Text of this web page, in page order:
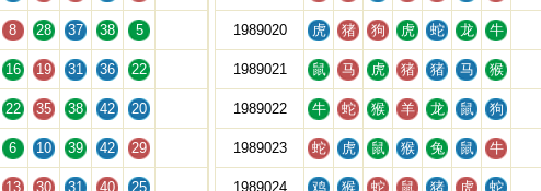
8 28 37 38 5
16 19 31 36 22
22 35 38 42 20
6 10 39 42 29
13 30 31 40 25
1989020 虎 猪 狗 虎 蛇 龙 牛
1989021 鼠 马 虎 猪 猪 马 猴
1989022 牛 蛇 猴 羊 龙 鼠 狗
1989023 蛇 虎 鼠 猴 兔 鼠 牛
1989024 鸡 猴 蛇 鼠 猪 虎 蛇